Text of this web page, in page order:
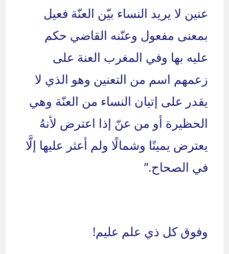
عنين لا يريد النساء بيّن العنّة فعيل
بمعنى مفعول وعنّنه القاضي حكم
عليه بها وفي المغرب العنة على
زعمهم اسم من التعنين وهو الذي لا
يقدر على إتيان النساء من العنّة وهي
الحظيرة أو من عنّ إذا اعترض لأنهُ
يعترض يمينًا وشمالًا ولم أعثر عليها إلَّا
في الصحاح.”
وفوق كل ذي علم عليم!